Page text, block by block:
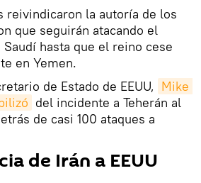
reivindicaron la autoría de los
que seguirán atacando el
hasta que el reino cese
en Yemen.
de Estado de EEUU, Mike
del incidente a Teherán al
de casi 100 ataques a
de Irán a EEUU